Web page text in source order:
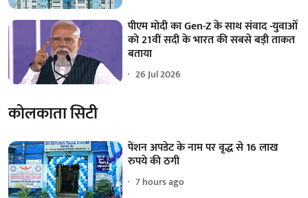
पीएम मोदी का Gen-Z के साथ संवाद -युवाओं
को 21वीं सदी के भारत की सबसे बड़ी ताकत
बताया
26 Jul 2026
कोलकाता सिटी
पेंशन अपडेट के नाम पर वृद्ध से 16 लाख
रुपये की ठगी
7 hours ago